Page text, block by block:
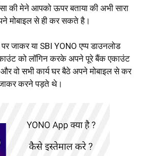
की मेने आपको ऊपर बताया की अभी सारा
मोबाइल से ही कर सकते है।
जाकर या SBI YONO एप्प डाउनलोड
को लॉगिन करके अपने पूरे बैंक एकाउंट
वो सभी कार्य घर बैठे अपने मोबाइल से कर
करने पड़ते थे।